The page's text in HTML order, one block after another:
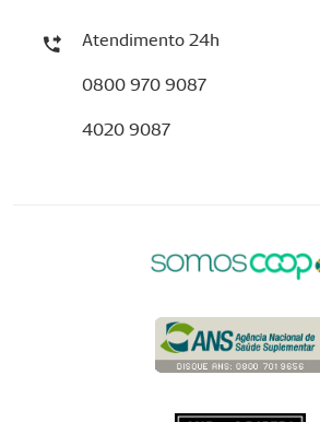
Atendimento 24h
0800 970 9087
4020 9087